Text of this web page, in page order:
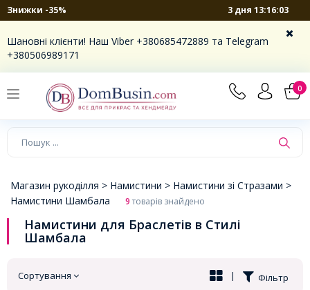
Знижки -35% 3 дня 13:16:03
Шановні клієнти! Наш Viber +380685472889 та Telegram
+380506989171
0
×
Магазин рукоділля > Намистини > Намистини зі Стразами >
Намистини Шамбала
9товарів знайдено
Намистини для Браслетів в Стилі
Шамбала
Сортування Фільтр
|